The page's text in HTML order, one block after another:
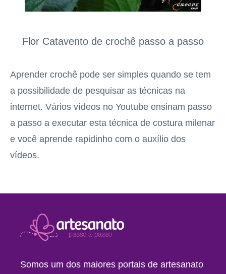
Flor Catavento de crochê passo a passo
Aprender crochê pode ser simples quando se tem
a possibilidade de pesquisar as técnicas na
internet. Vários vídeos no Youtube ensinam passo
a passo a executar esta técnica de costura milenar
e você aprende rapidinho com o auxílio dos
vídeos.
Somos um dos maiores portais de artesanato